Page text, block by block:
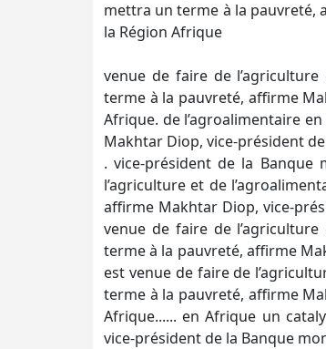
mettra un terme à la pauvreté,
la Région Afrique
venue de faire de
terme à la pauvreté, affirme
Afrique. de l’agroalimentaire
Makhtar Diop, vice-président
. vice-président de la Banque
l’agriculture et de
affirme Makhtar Diop, vice-
venue de faire de
terme à la pauvreté, affirme
est venue de faire de
terme à la pauvreté, affirme
Afrique...... en Afrique un
vice-président de la Banque